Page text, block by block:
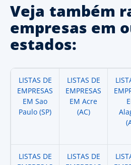
Veja também
empresas em
estados:
LISTAS DE
EMPRESAS
EM Sao
Paulo (SP)
LISTAS DE
EMPRESAS
EM Acre
(AC)
LISTAS DE
LISTAS DE